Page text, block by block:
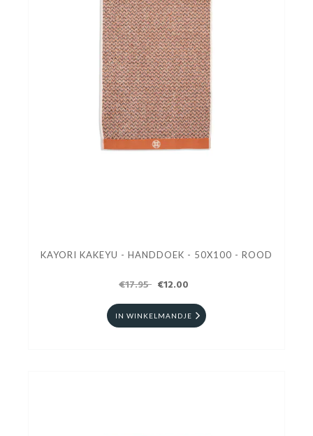
KAYORI KAKEYU - HANDDOEK - 50X100 - ROOD
€17.95 €12.00
IN WINKELMANDJE